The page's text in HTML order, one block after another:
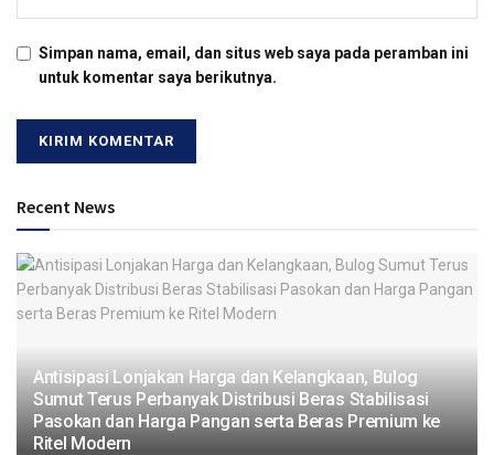
Simpan nama, email, dan situs web saya pada peramban ini
untuk komentar saya berikutnya.
Recent News
Antisipasi Lonjakan Harga dan Kelangkaan, Bulog
Sumut Terus Perbanyak Distribusi Beras Stabilisasi
Pasokan dan Harga Pangan serta Beras Premium ke
Ritel Modern